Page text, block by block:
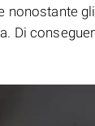
nonostante gli
Di